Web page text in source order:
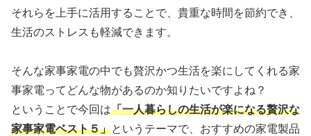
それらを上手に活用することで、貴重な時間を節約でき、
生活のストレスも軽減できます。
そんな家事家電の中でも贅沢かつ生活を楽にしてくれる家
事家電ってどんな物があるのか知りたいですよね？
ということで今回は「一人暮らしの生活が楽になる贅沢な
家事家電ベスト５」というテーマで、おすすめの家電製品